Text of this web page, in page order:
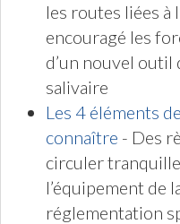
les routes liées à
encouragé les
d’un nouvel outil
salivaire
Les 4 éléments
connaître - Des
circuler
l’équipement de
réglementation